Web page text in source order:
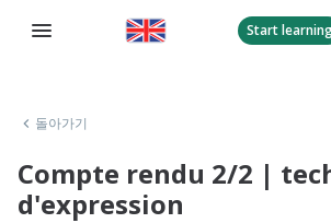
Start
돌아가기
Compte rendu 2/2 |
d'expression